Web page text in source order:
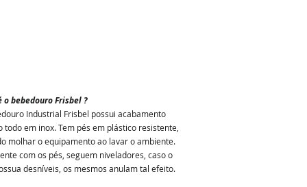
o bebedouro Frisbel ?
Industrial Frisbel possui acabamento
todo em inox. Tem pés em plástico resistente,
molhar o equipamento ao lavar o ambiente.
com os pés, seguem niveladores, caso o
desníveis, os mesmos anulam tal efeito.